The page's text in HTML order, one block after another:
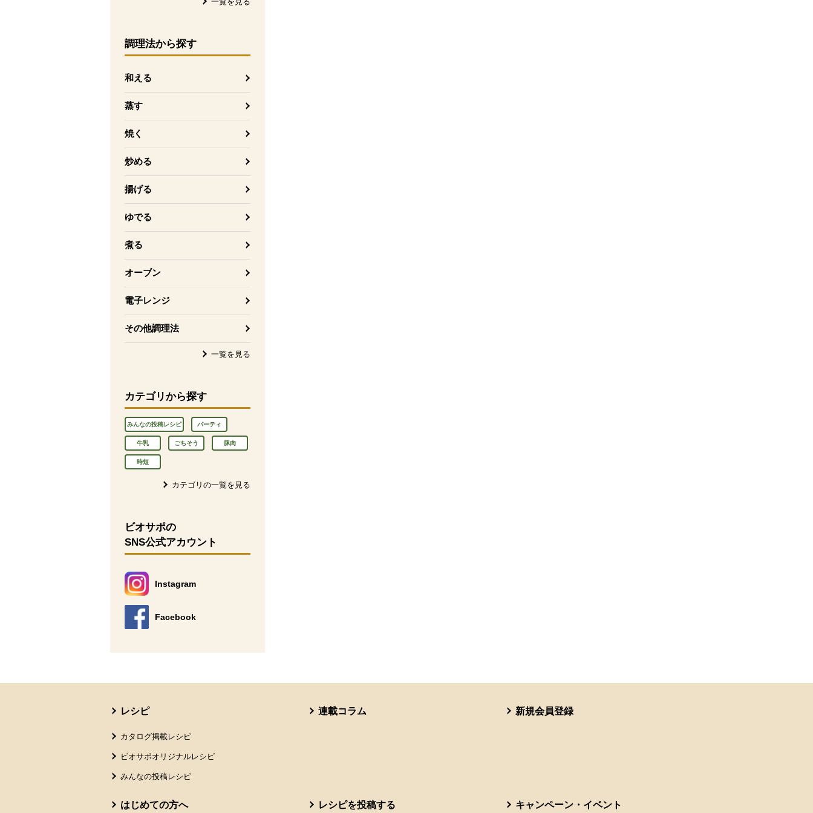
調理法から探す
和える
蒸す
焼く
炒める
揚げる
ゆでる
煮る
オーブン
電子レンジ
その他調理法
一覧を見る
カテゴリから探す
みんなの投稿レシピ パーティ
牛乳 ごちそう 豚肉
時短
カテゴリの一覧を見る
ビオサポの
SNS公式アカウント
Instagram
別のウィンドウで開きます。
Facebook
別のウィンドウで開きます。
レシピ
カタログ掲載レシピ
ビオサポオリジナルレシピ
みんなの投稿レシピ
連載コラム 新規会員登録
はじめての方へ レシピを投稿する キャンペーン・イベント